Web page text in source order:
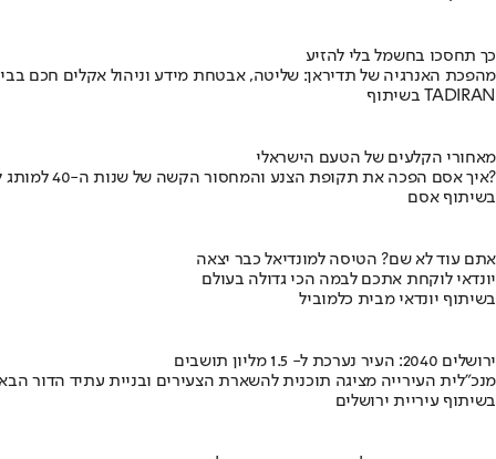
כך תחסכו בחשמל בלי להזיע
מהפכת האנרגיה של תדיראן: שליטה, אבטחת מידע וניהול אקלים חכם
בשיתוף TADIRAN
מאחורי הקלעים של הטעם הישראלי
איך אסם הפכה את תקופת הצנע והמחסור הקשה של שנות ה-40 למותג לאומי?
בשיתוף אסם
אתם עוד לא שם? הטיסה למונדיאל כבר יצאה
יונדאי לוקחת אתכם לבמה הכי גדולה בעולם
בשיתוף יונדאי מבית כלמוביל
ירושלים 2040: העיר נערכת ל- 1.5 מליון תושבים
מנכ"לית העירייה מציגה תוכנית להשארת הצעירים ובניית עתיד הדור
בשיתוף עיריית ירושלים